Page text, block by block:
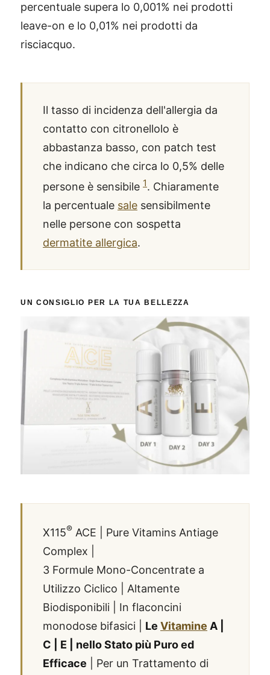
percentuale supera lo 0,001% nei prodotti
leave-on e lo 0,01% nei prodotti da
risciacquo.
Il tasso di incidenza dell'allergia da
contatto con citronellolo è
abbastanza basso, con patch test
che indicano che circa lo 0,5% delle
persone è sensibile 1. Chiaramente
la percentuale sale sensibilmente
nelle persone con sospetta
dermatite allergica.
UN CONSIGLIO PER LA TUA BELLEZZA
X115® ACE | Pure Vitamins Antiage
Complex |
3 Formule Mono-Concentrate a
Utilizzo Ciclico | Altamente
Biodisponibili | In flaconcini
monodose bifasici | Le Vitamine A |
C | E | nello Stato più Puro ed
Efficace | Per un Trattamento di